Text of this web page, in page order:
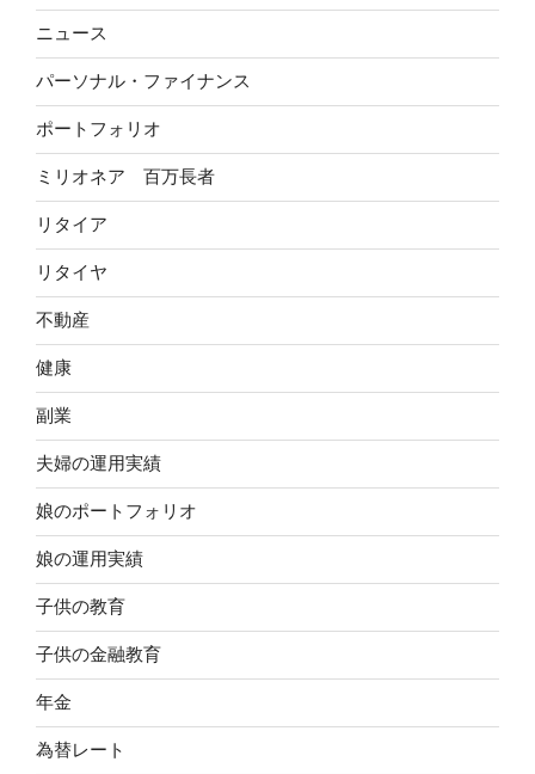
ニュース
パーソナル・ファイナンス
ポートフォリオ
ミリオネア 百万長者
リタイア
リタイヤ
不動産
健康
副業
夫婦の運用実績
娘のポートフォリオ
娘の運用実績
子供の教育
子供の金融教育
年金
為替レート